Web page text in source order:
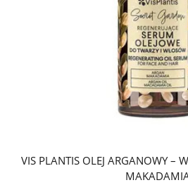
VIS PLANTIS OLEJ ARGANOWY –